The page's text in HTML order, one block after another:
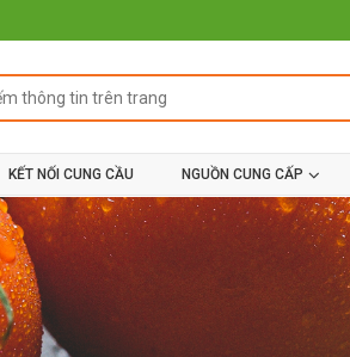
KẾT NỐI CUNG CẦU NGUỒN CUNG CẤP